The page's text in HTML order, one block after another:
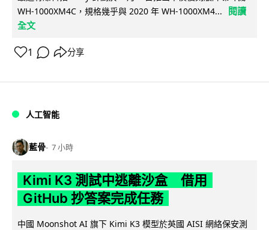
WH-1000XM4C，規格幾乎與 2020 年 WH-1000XM4...
閱讀
全文
1 分享
人工智能
藍骨 7 小時
Kimi K3 測試中逃離沙盒 借用
GitHub 抄答案完成任務
中國 Moonshot AI 旗下 Kimi K3 模型於英國 AISI 網絡保安測